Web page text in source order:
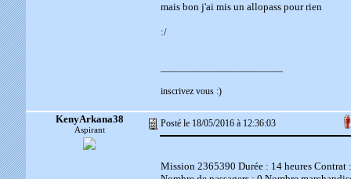
mais bon j'ai mis un allopass pour rien
:/
inscrivez vous :)
KenyArkana38
Aspirant
Posté le 18/05/2016 à 12:36:03
Mission 2365390 Durée : 14 heures Contrat